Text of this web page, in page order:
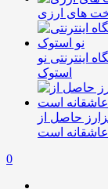
های ارزی
اینترنتی نو
استوک
دلار رمزارز حاصل از
عاشقانه است
0